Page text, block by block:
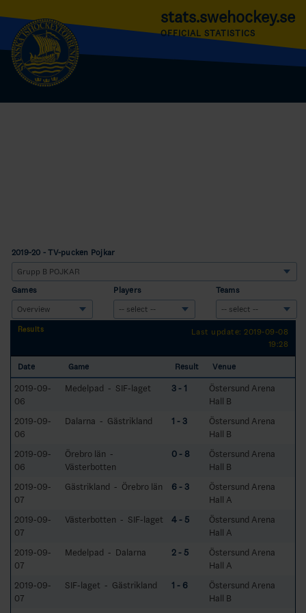
stats.swehockey.se
OFFICIAL STATISTICS
2019-20 - TV-pucken Pojkar
Games Players Teams
Results
Last update: 2019-09-08
19:28
Date Game Result Venue
2019-09-
06
Medelpad - SIF-laget 3 - 1
Östersund Arena
Hall B
2019-09-
06
Dalarna - Gästrikland 1 - 3
Östersund Arena
Hall B
2019-09-
06
Örebro län -
Västerbotten
0 - 8
Östersund Arena
Hall B
2019-09-
07
Gästrikland - Örebro län 6 - 3
Östersund Arena
Hall A
2019-09-
07
Västerbotten - SIF-laget 4 - 5
Östersund Arena
Hall A
2019-09-
07
Medelpad - Dalarna 2 - 5
Östersund Arena
Hall A
2019-09-
07
SIF-laget - Gästrikland 1 - 6
Östersund Arena
Hall B